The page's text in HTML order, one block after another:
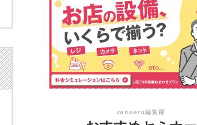
canaeru編集部